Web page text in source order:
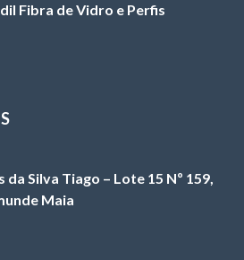
Fibra de Vidro e Perfis
da Silva Tiago – Lote 15 Nº 159,
Maia